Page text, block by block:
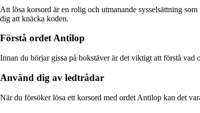
Att lösa korsord är en rolig och utmanande sysselsättning
dig att knäcka koden.
Förstå ordet Antilop
Innan du börjar gissa på bokstäver är det viktigt att förstå
Använd dig av ledtrådar
När du försöker lösa ett korsord med ordet Antilop kan det